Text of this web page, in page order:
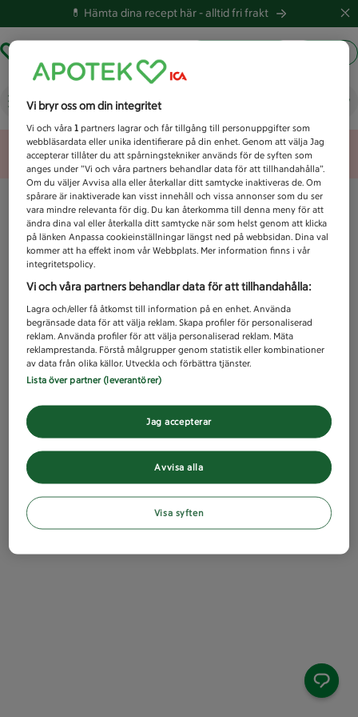
💊 Hämta dina recept här -alltid fri frakt
Vad letar du efter idag?
Unknown error
Vi bryr oss om din integritet
Vi och våra1 partners lagrar och får tillgång till personuppgifter som
webbläsardata eller unika identifierare på din enhet. Genom att välja Jag
accepterar tillåter du att spårningstekniker används för de syften som
anges under ”Vi och våra partners behandlar data för att tillhandahålla”.
Om du väljer Avvisa alla eller återkallar ditt samtycke inaktiveras de. Om
spårare är inaktiverade kan visst innehåll och vissa annonser som du ser
vara mindre relevanta för dig. Du kan återkomma till denna meny för att
ändra dina val eller återkalla ditt samtycke när som helst genom att klicka
på länken Anpassa cookieinställningar längst ned på webbsidan. Dina val
kommer att ha effekt inom vår Webbplats. Mer information finns i vår
integritetspolicy.
Vi och våra partners behandlar data för att tillhandahålla:
Lagra och/eller få åtkomst till information på en enhet. Använda
begränsade data för att välja reklam. Skapa profiler för personaliserad
reklam. Använda profiler för att välja personaliserad reklam. Mäta
reklamprestanda. Förstå målgrupper genom statistik eller kombinationer
av data från olika källor. Utveckla och förbättra tjänster.
Lista över partner (leverantörer)
Avvisa alla
Jag accepterar
Visa syften